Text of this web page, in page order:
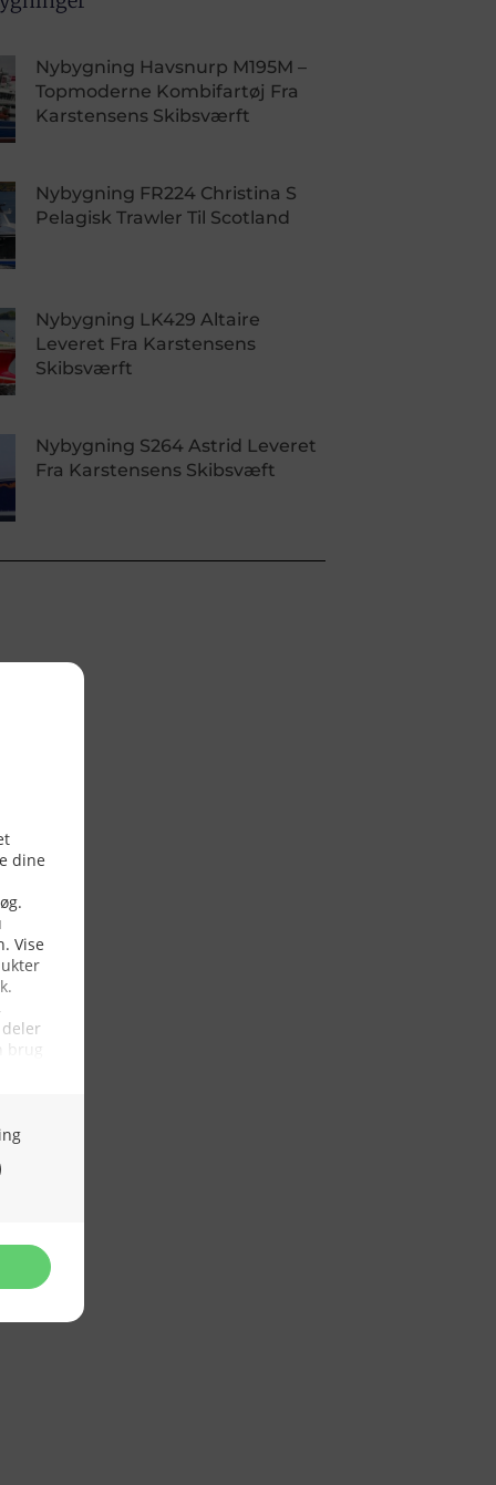
Nybygning Havsnurp M195M –
Topmoderne Kombifartøj Fra
Karstensens Skibsværft
Nybygning FR224 Christina S
Pelagisk Trawler Til Scotland
Nybygning LK429 Altaire
Leveret Fra Karstensens
Skibsværft
Nybygning S264 Astrid Leveret
Fra Karstensens Skibsvæft